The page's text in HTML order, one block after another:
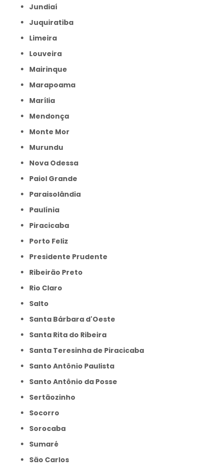
Jundiaí
Juquiratiba
Limeira
Louveira
Mairinque
Marapoama
Marília
Mendonça
Monte Mor
Murundu
Nova Odessa
Paiol Grande
Paraisolândia
Paulínia
Piracicaba
Porto Feliz
Presidente Prudente
Ribeirão Preto
Rio Claro
Salto
Santa Bárbara d'Oeste
Santa Rita do Ribeira
Santa Teresinha de Piracicaba
Santo Antônio Paulista
Santo Antônio da Posse
Sertãozinho
Socorro
Sorocaba
Sumaré
São Carlos